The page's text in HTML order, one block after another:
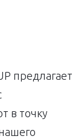
предлагает
в точку